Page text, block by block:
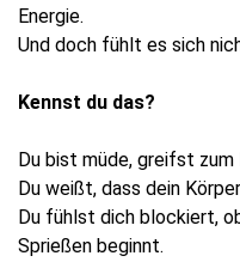
Energie.
Und doch fühlt es sich
Kennst du das?
Du bist müde, greifst
Du weißt, dass dein
Du fühlst dich blockiert,
Sprießen beginnt.